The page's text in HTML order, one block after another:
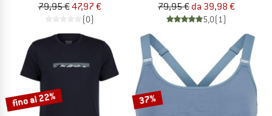
79,95 €47,97 €
(0)
79,95 € da 39,98 €
5,0(1)
fino al 22% 37%